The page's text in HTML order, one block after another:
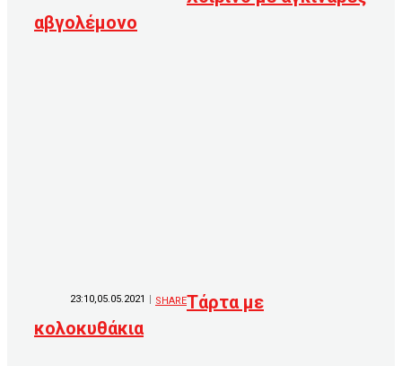
αβγολέμονο
23:10,05.05.2021 SHAREΤάρτα με
κολοκυθάκια